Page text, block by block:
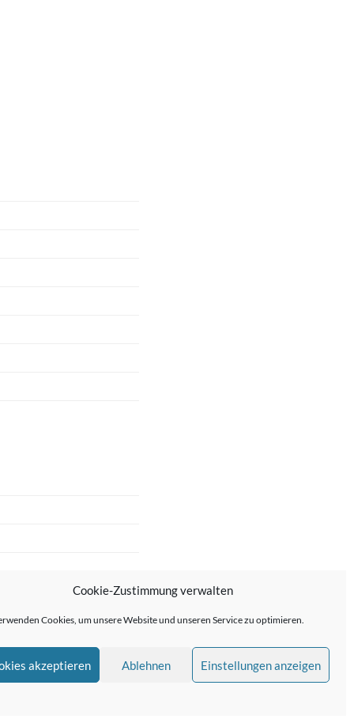
Cookie-Zustimmung verwalten
Cookies, um unsere Website und unseren Service zu optimieren.
akzeptieren Ablehnen Einstellungen anzeigen
vonAnders Norén